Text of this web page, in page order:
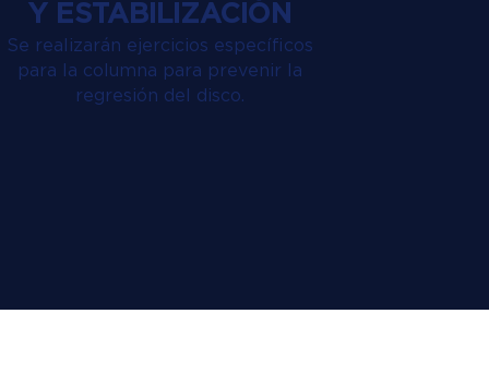
Y ESTABILIZACIÓN
Se realizarán ejercicios específicos
para la columna para prevenir la
regresión del disco.